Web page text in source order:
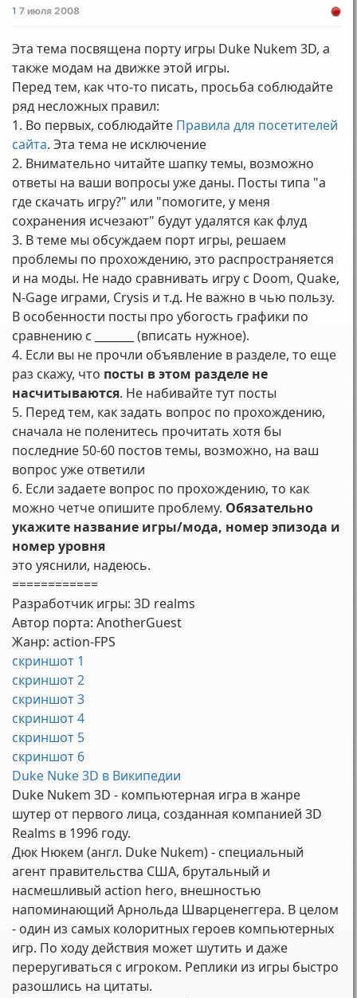
17 июля 2008
Эта тема посвящена порту игры Duke Nukem 3D, а
также модам на движке этой игры.
Перед тем, как что-то писать, просьба соблюдайте
ряд несложных правил:
1. Во первых, соблюдайте Правила для посетителей
сайта. Эта тема не исключение
2. Внимательно читайте шапку темы, возможно
ответы на ваши вопросы уже даны. Посты типа "а
где скачать игру?" или "помогите, у меня
сохранения исчезают" будут удалятся как флуд
3. В теме мы обсуждаем порт игры, решаем
проблемы по прохождению, это распространяется
и на моды. Не надо сравнивать игру с Doom, Quake,
N-Gage играми, Crysis и т.д. Не важно в чью пользу.
В особенности посты про убогость графики по
сравнению с _______ (вписать нужное).
4. Если вы не прочли объявление в разделе, то еще
раз скажу, что посты в этом разделе не
насчитываются. Не набивайте тут посты
5. Перед тем, как задать вопрос по прохождению,
сначала не поленитесь прочитать хотя бы
последние 50-60 постов темы, возможно, на ваш
вопрос уже ответили
6. Если задаете вопрос по прохождению, то как
можно четче опишите проблему. Обязательно
укажите название игры/мода, номер эпизода и
номер уровня
это уяснили, надеюсь.
============
Разработчик игры: 3D realms
Автор порта: AnotherGuest
Жанр: action-FPS
скриншот 1
скриншот 2
скриншот 3
скриншот 4
скриншот 5
скриншот 6
Duke Nuke 3D в Википедии
Duke Nukem 3D - компьютерная игра в жанре
шутер от первого лица, созданная компанией 3D
Realms в 1996 году.
Дюк Нюкем (англ. Duke Nukem) - специальный
агент правительства США, брутальный и
насмешливый action hero, внешностью
напоминающий Арнольда Шварценеггера. В целом
- один из самых колоритных героев компьютерных
игр. По ходу действия может шутить и даже
переругиваться с игроком. Реплики из игры быстро
разошлись на цитаты.